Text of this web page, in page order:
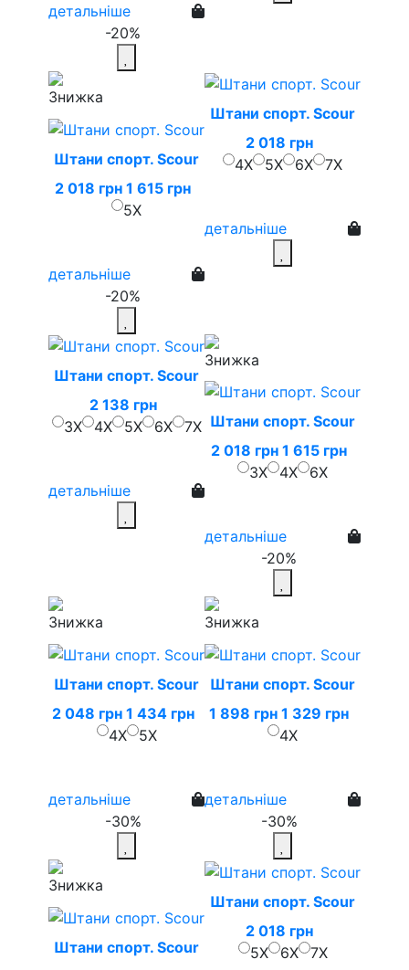
детальніше
-20%
Штани спорт. Scour
2 018 грн 1 615 грн
5X
детальніше
-20%
Штани спорт. Scour
2 018 грн
4X
5X 6X 7X
детальніше
Штани спорт. Scour
2 138 грн
3X
4X 5X 6X 7X
детальніше
Штани спорт. Scour
2 018 грн 1 615 грн
3X
4X 6X
детальніше
-20%
Штани спорт. Scour
2 048 грн 1 434 грн
4X
5X
детальніше
-30%
Штани спорт. Scour
1 898 грн 1 329 грн
4X
детальніше
-30%
Штани спорт. Scour
Штани спорт. Scour
2 018 грн
5X
6X 7X